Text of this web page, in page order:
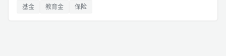
基金 教育金 保险